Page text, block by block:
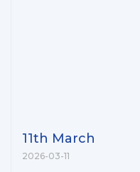
11th March
2026-03-11